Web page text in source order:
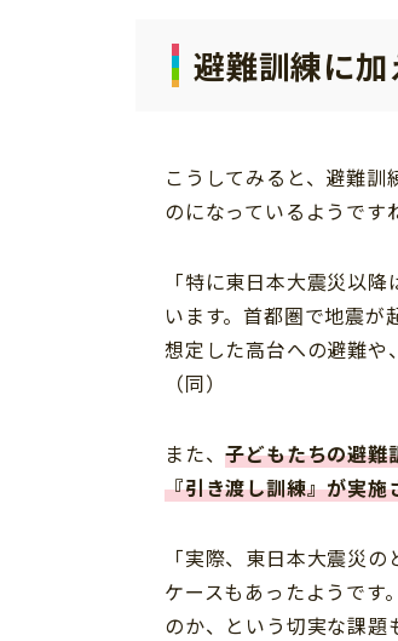
避難訓練に
こうしてみると、避難
のになっているようです
「特に東日本大震災以
います。首都圏で地震
想定した高台への避難や
（同）
また、子どもたちの避難
『引き渡し訓練』が実施
「実際、東日本大震災
ケースもあったようです
のか、という切実な課